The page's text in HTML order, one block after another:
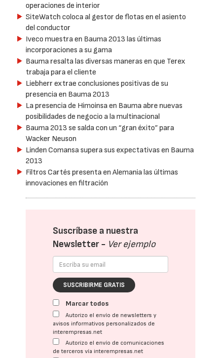
operaciones de interior
SiteWatch coloca al gestor de flotas en el asiento
del conductor
Iveco muestra en Bauma 2013 las últimas
incorporaciones a su gama
Bauma resalta las diversas maneras en que Terex
trabaja para el cliente
Liebherr extrae conclusiones positivas de su
presencia en Bauma 2013
La presencia de Himoinsa en Bauma abre nuevas
posibilidades de negocio a la multinacional
Bauma 2013 se salda con un “gran éxito” para
Wacker Neuson
Linden Comansa supera sus expectativas en Bauma
2013
Filtros Cartés presenta en Alemania las últimas
innovaciones en filtración
Suscríbase a nuestra
Newsletter - Ver ejemplo
SUSCRIBIRME GRATIS
Marcar todos
Autorizo el envío de newsletters y
avisos informativos personalizados de
interempresas.net
Autorizo el envío de comunicaciones
de terceros vía interempresas.net